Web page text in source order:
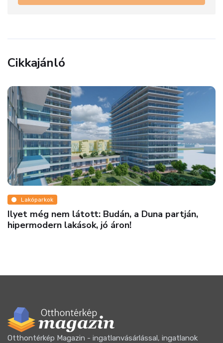
Cikkajánló
partján,
Milliárdos luxusvillától a pár
így mutatta meg a
Otthontérkép Magazin - ingatlanvásárlással, ingatlanok